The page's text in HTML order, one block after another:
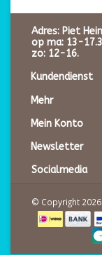
Adres: Piet
op ma: 13-
zo: 12-16.
Kundendienst
Mehr
Mein Konto
Newsletter
Socialmedia
© Copyright